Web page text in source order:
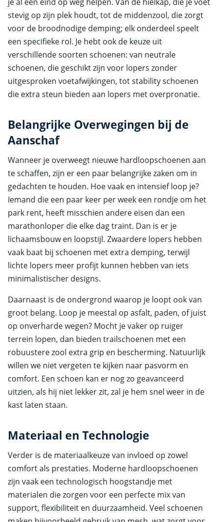
stevig op zijn plek houdt, tot de middenzool, die zorgt
voor de broodnodige demping; elk onderdeel speelt
een specifieke rol. Je hebt ook de keuze uit
verschillende soorten schoenen: van neutrale
schoenen, die geschikt zijn voor lopers zonder
uitgesproken voetafwijkingen, tot stability schoenen
die extra steun bieden aan lopers met overpronatie.
Belangrijke Overwegingen bij de
Aanschaf
Wanneer je overweegt nieuwe hardloopschoenen aan
te schaffen, zijn er een paar belangrijke zaken om in
gedachten te houden. Hoe vaak en intensief loop je?
Iemand die een paar keer per week een rondje om het
park rent, heeft misschien andere eisen dan een
marathonloper die elke dag traint. Dan is er je
lichaamsbouw en loopstijl. Zwaardere lopers hebben
vaak baat bij schoenen met extra demping, terwijl
lichte lopers meer profijt kunnen hebben van iets
minimalistischer designs.
Daarnaast is de ondergrond waarop je loopt ook van
groot belang. Loop je meestal op asfalt, paden, of juist
op onverharde wegen? Mocht je vaker op ruiger
terrein lopen, dan bieden trailschoenen met een
robuustere zool extra grip en bescherming. Natuurlijk
willen we niet vergeten te kijken naar pasvorm en
comfort. Een schoen kan er nog zo geavanceerd
uitzien, als hij niet lekker zit, zal je hem snel weer in de
kast laten staan.
Materiaal en Technologie
Verder is de materiaalkeuze van invloed op zowel
comfort als prestaties. Moderne hardloopschoenen
zijn vaak een technologisch hoogstandje met
materialen die zorgen voor een perfecte mix van
support, flexibiliteit en duurzaamheid. Veel schoenen